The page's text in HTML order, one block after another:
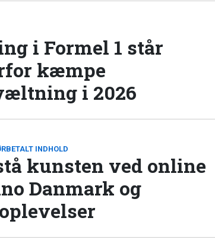
i Formel 1 står
kæmpe
i 2026
INDHOLD
kunsten ved online
Danmark og